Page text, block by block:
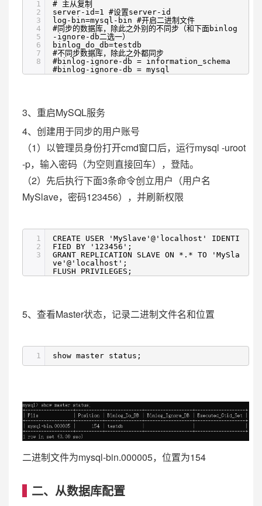
1
2
3
4
5
6
7
8
# 主从复制
server-id=1 #设置server-id
log-bin=mysql-bin #开启二进制文件
#同步的数据库，除此之外别的不同步（和下面binlog
-ignore-db二选一）
binlog_do_db=testdb
#不同步数据库，除此之外都同步
#binlog-ignore-db = information_schema
#binlog-ignore-db = mysql
3、重启MySQL服务
4、创建用于同步的用户账号
（1）以管理员身份打开cmd窗口后，运行mysql -uroot
-p，输入密码（为空则直接回车），登陆。
（2）先后执行下面3条命令创立用户（用户名
MySlave，密码123456），并刷新权限
1
2
3
CREATE USER 'MySlave'@'localhost' IDENTI
FIED BY '123456';
GRANT REPLICATION SLAVE ON *.* TO 'MySla
ve'@'localhost';
FLUSH PRIVILEGES;
5、查看Master状态，记录二进制文件名和位置
1 show master status;
二进制文件为mysql-bin.000005，位置为154
二、从数据库配置